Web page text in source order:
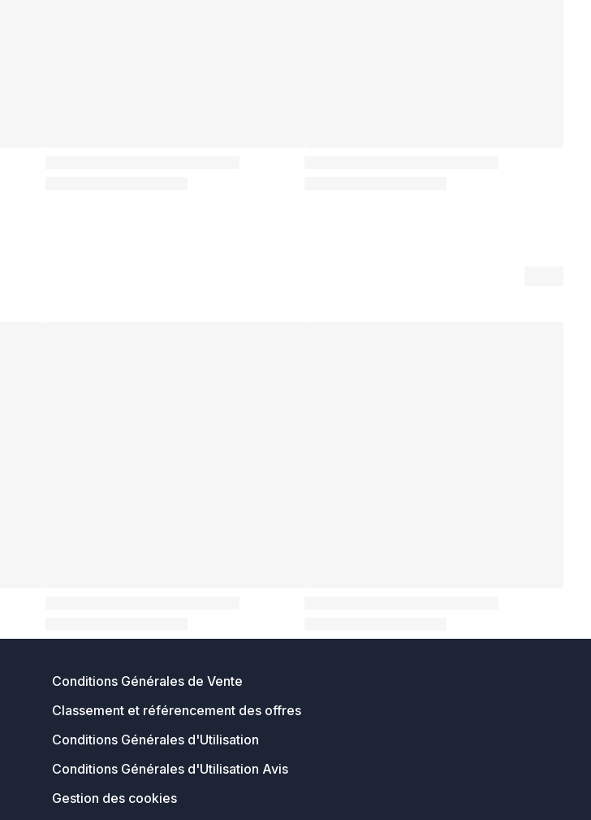
Conditions Générales de Vente
Classement et référencement des offres
Conditions Générales d'Utilisation
Conditions Générales d'Utilisation Avis
Gestion des cookies